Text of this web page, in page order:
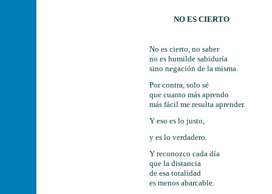
NO ES CIERTO
No es cierto, no saber
no es humilde sabiduría
sino negación de la misma.
Por contra, solo sé
que cuanto más aprendo
más fácil me resulta aprender.
Y eso es lo justo,
y es lo verdadero.
Y reconozco cada día
que la distancia
de esa totalidad
es menos abarcable.